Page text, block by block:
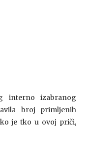
interno izabranog
broj primljenih
je tko u ovoj priči,